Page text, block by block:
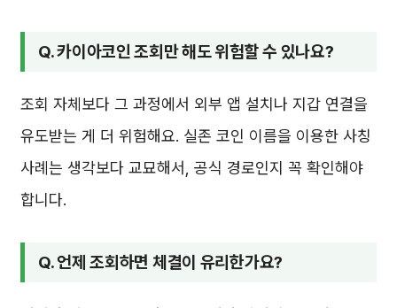
Q. 카이아코인 조회만 해도 위험할 수 있나요?
조회 자체보다 그 과정에서 외부 앱 설치나 지갑 연결을
유도받는 게 더 위험해요. 실존 코인 이름을 이용한 사칭
사례는 생각보다 교묘해서, 공식 경로인지 꼭 확인해야
합니다.
Q. 언제 조회하면 체결이 유리한가요?